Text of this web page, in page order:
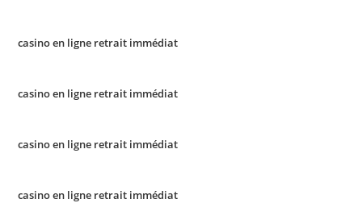
casino en ligne retrait immédiat
casino en ligne retrait immédiat
casino en ligne retrait immédiat
casino en ligne retrait immédiat